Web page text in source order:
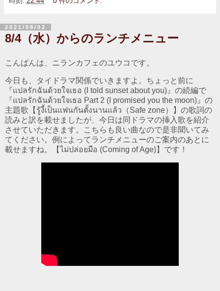
2021/08/02
8/4（水）からのランチメニュー
こんばんは、ニランカフェのユウコです。
今日も、タイドラマ関係でいきますよ。ちょっと前に
『แปลรักฉันด้วยใจเธอ (I told sunset about you)』の続編で
『แปลรักฉันด้วยใจเธอ Part 2 (I promised you the moon)』の
主題歌【รู้งี้เป็นแฟนกันตั้งนานแล้ว（Safe zone）】の歌詞の
読みと訳を載せましたが、今日は同ドラマの挿入歌を紹介
させていただきます。こちらも良い曲なので是非聞いてみ
てください。例によってランチメニューのご案内のあとに
載せますね。【ไม่ปล่อยมือ (Coming of Age)】です！